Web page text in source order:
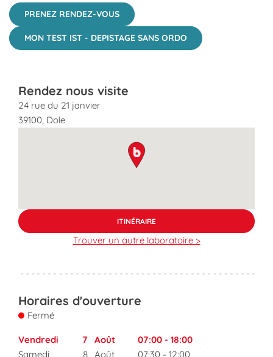
PRENEZ RENDEZ-VOUS
MON TEST IST - DEPISTAGE SANS ORDO
Rendez nous visite
24 rue du 21 janvier
39100, Dole
map pin
ITINÉRAIRE
Trouver un autre laboratoire >
Horaires d'ouverture
Fermé
Vendredi 7 Août 07:00 - 18:00
Samedi
8 Août 07:30 - 12:00